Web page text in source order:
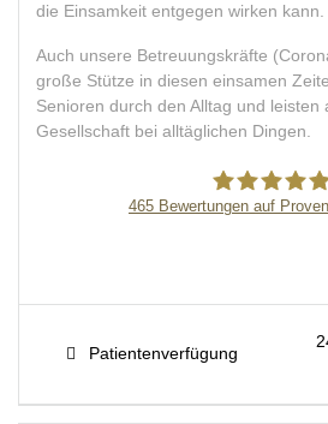
die Einsamkeit entgegen wirken kann.
Auch unsere Betreuungskräfte
große Stütze in diesen einsamen
Senioren durch den Alltag und leisten
Gesellschaft bei alltäglichen Dingen.
465 Bewertungen auf
Previous
Patientenverfügung